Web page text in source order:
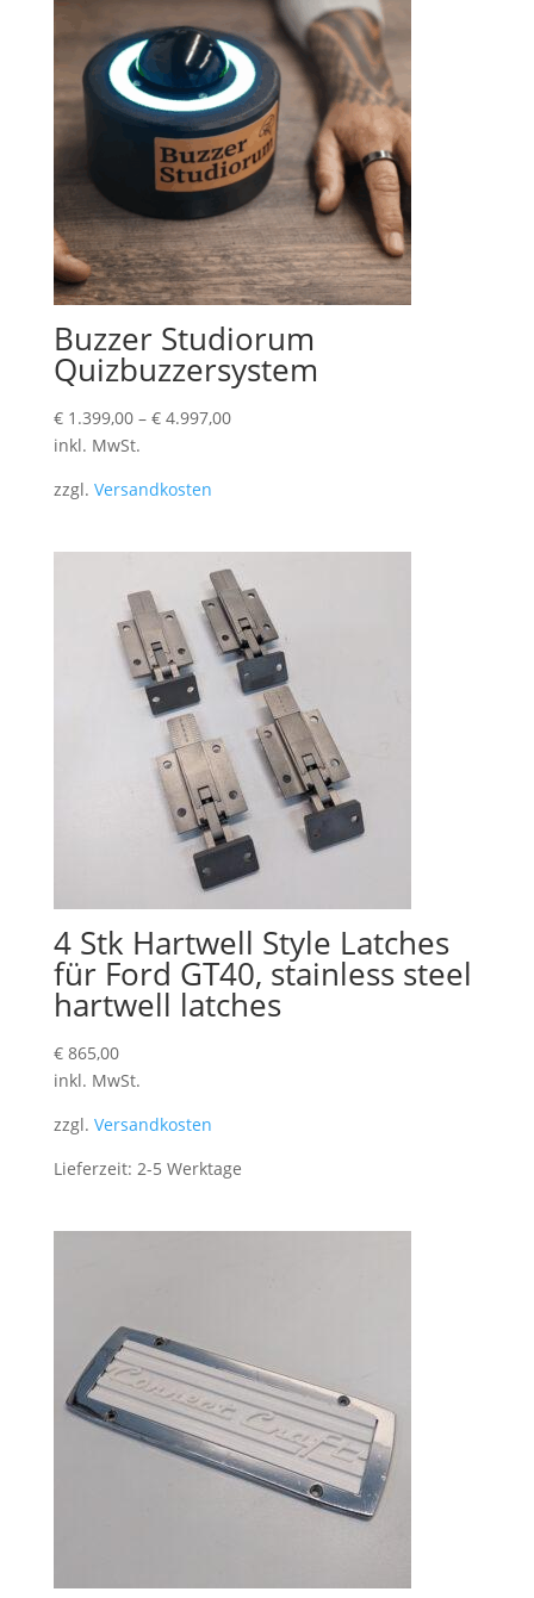
Buzzer Studiorum
Quizbuzzersystem
€1.399,00– €4.997,00
inkl. MwSt.
zzgl. Versandkosten
4 Stk Hartwell Style Latches
für Ford GT40, stainless steel
hartwell latches
€865,00
inkl. MwSt.
zzgl. Versandkosten
Lieferzeit: 2-5 Werktage